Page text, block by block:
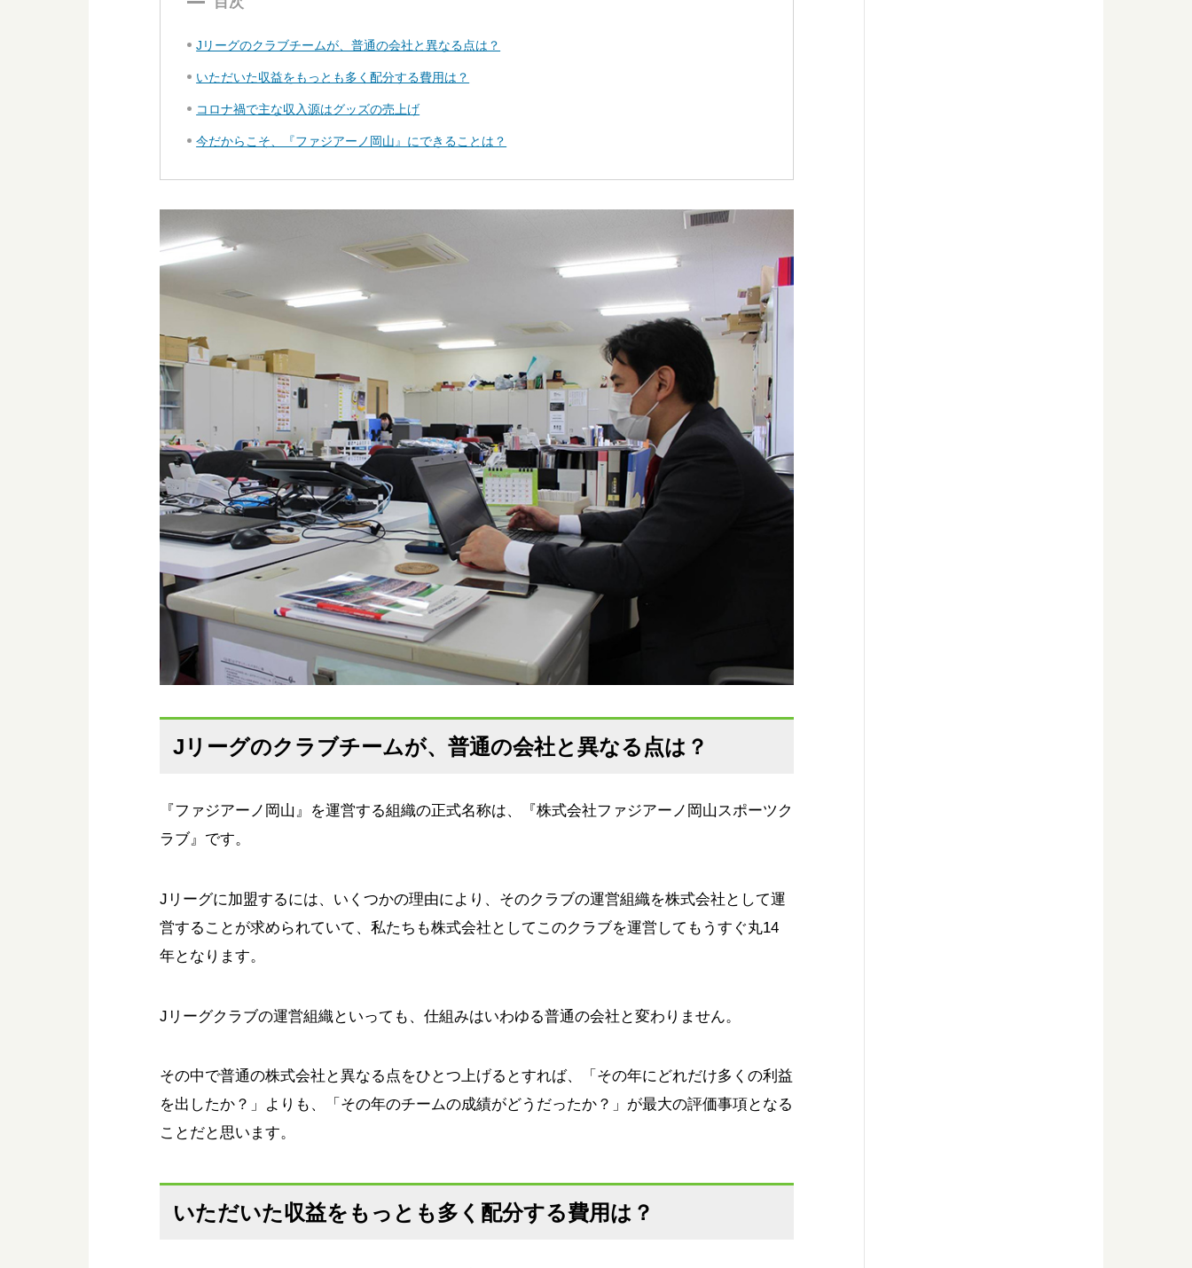
Jリーグのクラブチームが、普通の会社と異なる点は？
いただいた収益をもっとも多く配分する費用は？
コロナ禍で主な収入源はグッズの売上げ
今だからこそ、『ファジアーノ岡山』にできることは？
Jリーグのクラブチームが、普通の会社と異なる点は？
『ファジアーノ岡山』を運営する組織の正式名称は、『株式会社ファジアーノ岡山スポーツク
ラブ』です。
Jリーグに加盟するには、いくつかの理由により、そのクラブの運営組織を株式会社として運
営することが求められていて、私たちも株式会社としてこのクラブを運営してもうすぐ丸14
年となります。
Jリーグクラブの運営組織といっても、仕組みはいわゆる普通の会社と変わりません。
その中で普通の株式会社と異なる点をひとつ上げるとすれば、「その年にどれだけ多くの利益
を出したか？」よりも、「その年のチームの成績がどうだったか？」が最大の評価事項となる
ことだと思います。
いただいた収益をもっとも多く配分する費用は？